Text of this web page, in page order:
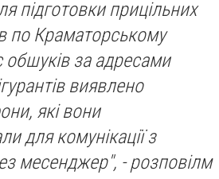
підготовки прицільних
по Краматорському
обшуків за адресами
виявлено
які вони
для комунікації з
месенджер", - розповілм